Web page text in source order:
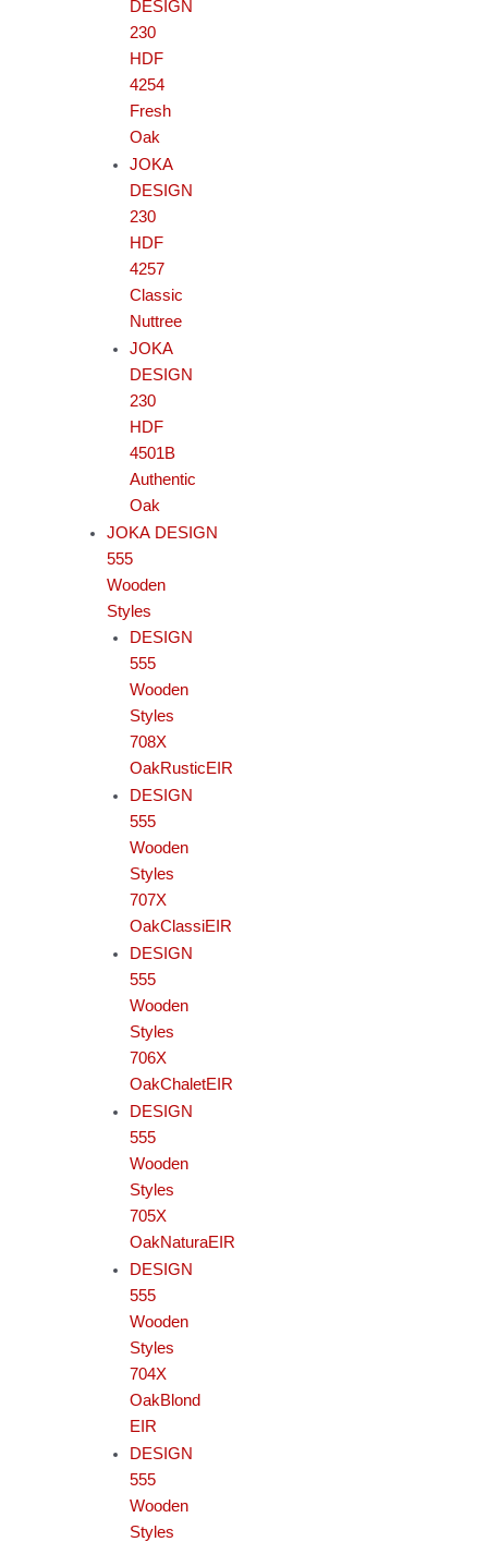
DESIGN
230
HDF
4254
Fresh
Oak
JOKA
DESIGN
230
HDF
4257
Classic
Nuttree
JOKA
DESIGN
230
HDF
4501B
Authentic
Oak
JOKA DESIGN
555
Wooden
Styles
DESIGN
555
Wooden
Styles
708X
OakRusticEIR
DESIGN
555
Wooden
Styles
707X
OakClassiEIR
DESIGN
555
Wooden
Styles
706X
OakChaletEIR
DESIGN
555
Wooden
Styles
705X
OakNaturaEIR
DESIGN
555
Wooden
Styles
704X
OakBlond
EIR
DESIGN
555
Wooden
Styles